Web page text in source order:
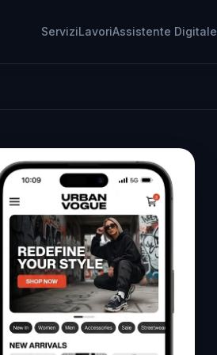
ServiziLavoriAssistente Digitale